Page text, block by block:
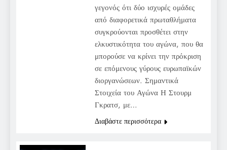
γεγονός ότι δύο ισχυρές ομάδες
από διαφορετικά πρωταθλήματα
συγκρούονται προσθέτει στην
ελκυστικότητα του αγώνα, που θα
μπορούσε να κρίνει την πρόκριση
σε επόμενους γύρους ευρωπαϊκών
διοργανώσεων. Σημαντικά
Στοιχεία του Αγώνα Η Στουρμ
Γκρατσ, με…
Διαβάστε περισσότερα